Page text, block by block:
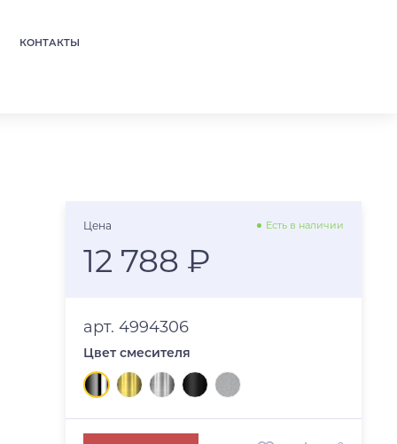
КОНТАКТЫ
Цена Есть в наличии
12 788 ₽
арт. 4994306
Цвет смесителя